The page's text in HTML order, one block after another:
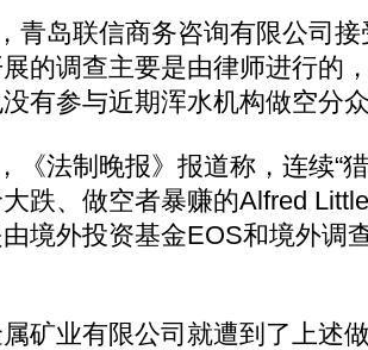
岛联信商务咨询有限公司接
的调查主要是由律师进行的
有参与近期浑水机构做空分
法制晚报》报道称，连续“猎
跌、做空者暴赚的Alfred
境外投资基金EOS和境外调
业有限公司就遭到了上述